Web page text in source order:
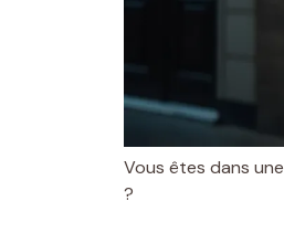
Vous êtes dans
?